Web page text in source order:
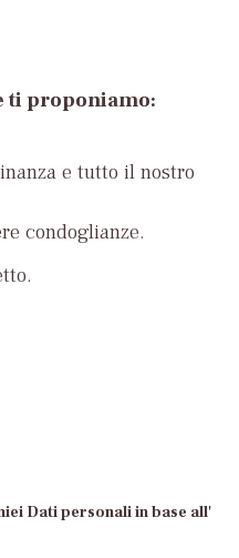
ti proponiamo:
e tutto il nostro
condoglianze.
Dati personali in base all'